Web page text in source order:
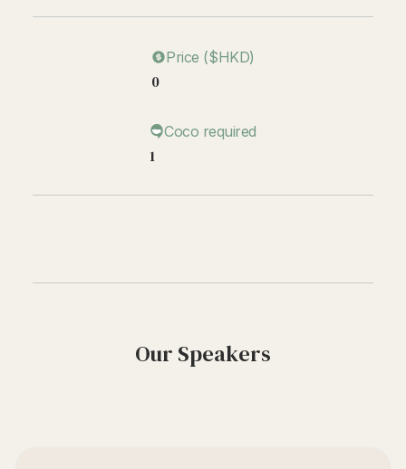
Price ($HKD)
0
Coco required
1
Our Speakers